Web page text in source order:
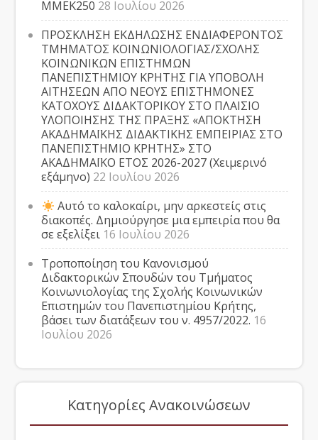
ΜΜΕΚ250 28 Ιουλίου 2026
ΠΡΟΣΚΛΗΣΗ ΕΚΔΗΛΩΣΗΣ ΕΝΔΙΑΦΕΡΟΝΤΟΣ
ΤΜΗΜΑΤΟΣ ΚΟΙΝΩΝΙΟΛΟΓΙΑΣ/ΣΧΟΛΗΣ
ΚΟΙΝΩΝΙΚΩΝ ΕΠΙΣΤΗΜΩΝ
ΠΑΝΕΠΙΣΤΗΜΙΟΥ ΚΡΗΤΗΣ ΓΙΑ ΥΠΟΒΟΛΗ
ΑΙΤΗΣΕΩΝ ΑΠΟ ΝΕΟΥΣ ΕΠΙΣΤΗΜΟΝΕΣ
ΚΑΤΟΧΟΥΣ ΔΙΔΑΚΤΟΡΙΚΟΥ ΣΤΟ ΠΛΑΙΣΙΟ
ΥΛΟΠΟΙΗΣΗΣ ΤΗΣ ΠΡΑΞΗΣ «ΑΠΟΚΤΗΣΗ
ΑΚΑΔΗΜΑΪΚΗΣ ΔΙΔΑΚΤΙΚΗΣ ΕΜΠΕΙΡΙΑΣ ΣΤΟ
ΠΑΝΕΠΙΣΤΗΜΙΟ ΚΡΗΤΗΣ» ΣΤΟ
ΑΚΑΔΗΜΑΪΚΟ ΕΤΟΣ 2026-2027 (Χειμερινό
εξάμηνο) 22 Ιουλίου 2026
Αυτό το καλοκαίρι, μην αρκεστείς στις
διακοπές. Δημιούργησε μια εμπειρία που θα
σε εξελίξει 16 Ιουλίου 2026
Τροποποίηση του Κανονισμού
Διδακτορικών Σπουδών του Τμήματος
Κοινωνιολογίας της Σχολής Κοινωνικών
Επιστημών του Πανεπιστημίου Κρήτης,
βάσει των διατάξεων του ν. 4957/2022. 16
Ιουλίου 2026
Κατηγορίες Ανακοινώσεων